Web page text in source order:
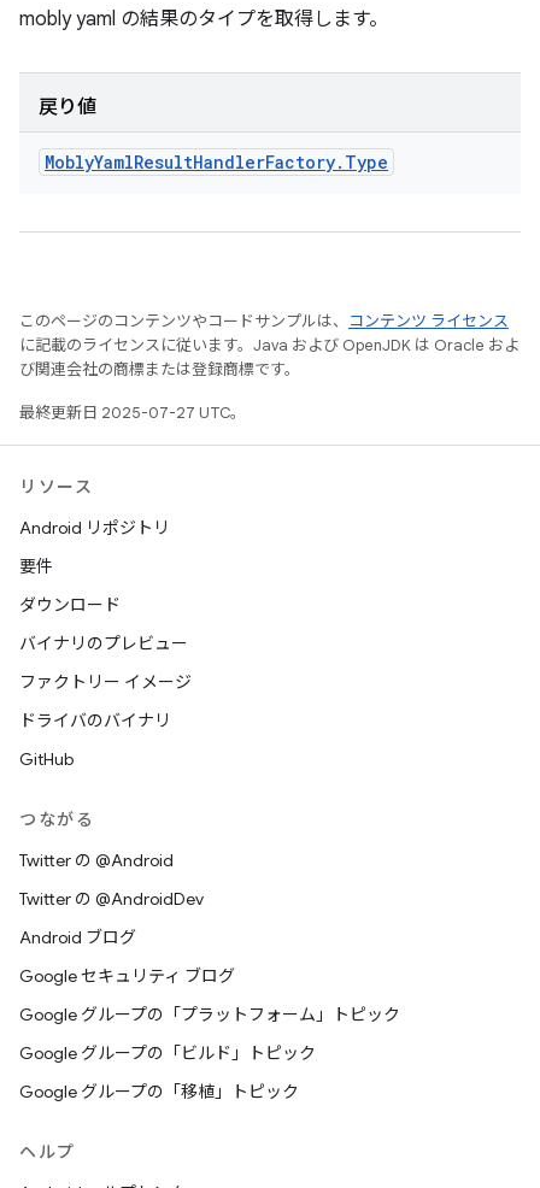
mobly yaml の結果のタイプを取得します。
戻り値
MoblyYamlResultHandlerFactory. Type
このページのコンテンツやコードサンプルは、
コンテンツ ライセンス
に記載のライセンスに従います。Java および OpenJDK は Oracle およ
び関連会社の商標または登録商標です。
最終更新日 2025-07-27 UTC。
リソース
Android リポジトリ
要件
ダウンロード
バイナリのプレビュー
ファクトリー イメージ
ドライバのバイナリ
GitHub
つながる
Twitter の @Android
Twitter の @AndroidDev
Android ブログ
Google セキュリティ ブログ
Google グループの「プラットフォーム」トピック
Google グループの「ビルド」トピック
Google グループの「移植」トピック
ヘルプ